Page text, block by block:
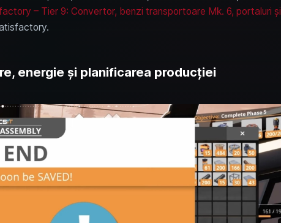
– Tier 9: Convertor, benzi transportoare Mk. 6, portaluri și
energie și planificarea producției